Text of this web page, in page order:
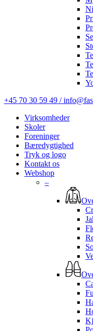
+45 70 30 59 49 /
Virksomheder
Skoler
Foreninger
Bæredygtighed
Tryk og logo
Kontakt os
Webshop
–